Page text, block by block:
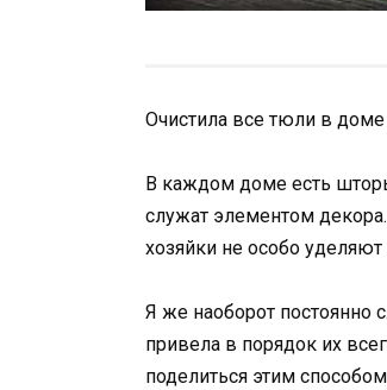
Очистила все тюли в доме
В каждом доме есть
служат элементом декора.
хозяйки не особо
Я же наоборот постоянно
привела в порядок их
поделиться этим